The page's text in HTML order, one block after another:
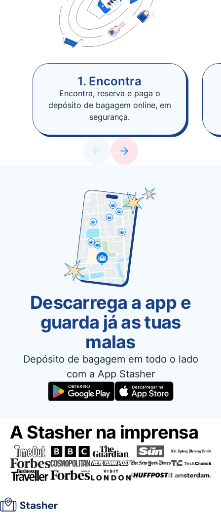
1. Encontra
Encontra, reserva e paga o
depósito de bagagem online, em
segurança.
Descarrega a app e
guarda já as tuas
malas
Depósito de bagagem em todo o lado
com a App Stasher
A Stasher na imprensa